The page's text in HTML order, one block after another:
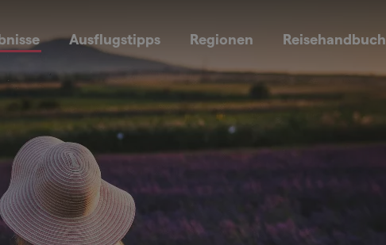
Ausflugstipps Regionen Reisehandbuch